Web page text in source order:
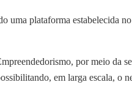
uma plataforma estabelecida
por meio da
em larga escala, o